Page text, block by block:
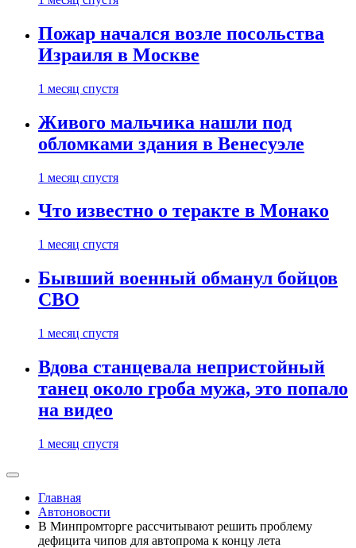
Пожар начался возле посольства
Израиля в Москве
1 месяц спустя
Живого мальчика нашли под
обломками здания в Венесуэле
1 месяц спустя
Что известно о теракте в Монако
1 месяц спустя
Бывший военный обманул бойцов
СВО
1 месяц спустя
Вдова станцевала непристойный
танец около гроба мужа, это попало
на видео
1 месяц спустя
Главная
Автоновости
В Минпромторге рассчитывают решить проблему
дефицита чипов для автопрома к концу лета